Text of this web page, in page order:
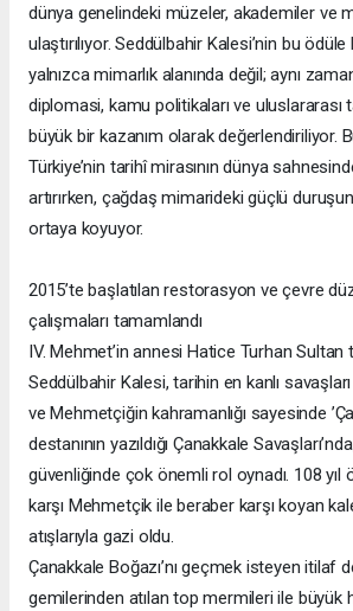
dünya genelindeki müzeler, akademiler ve
ulaştırılıyor. Seddülbahir Kalesi’nin bu
yalnızca mimarlık alanında değil; aynı
diplomasi, kamu politikaları ve uluslararası
büyük bir kazanım olarak değerlendiriliyor.
Türkiye’nin tarihî mirasının dünya
artırırken, çağdaş mimarideki güçlü
ortaya koyuyor.
2015’te başlatılan restorasyon ve çevre
çalışmaları tamamlandı
IV. Mehmet’in annesi Hatice Turhan Sultan
Seddülbahir Kalesi, tarihin en kanlı
ve Mehmetçiğin kahramanlığı sayesinde
destanının yazıldığı Çanakkale
güvenliğinde çok önemli rol oynadı. 108 yıl
karşı Mehmetçik ile beraber karşı koyan
atışlarıyla gazi oldu.
Çanakkale Boğazı’nı geçmek isteyen itilaf
gemilerinden atılan top mermileri ile büyük